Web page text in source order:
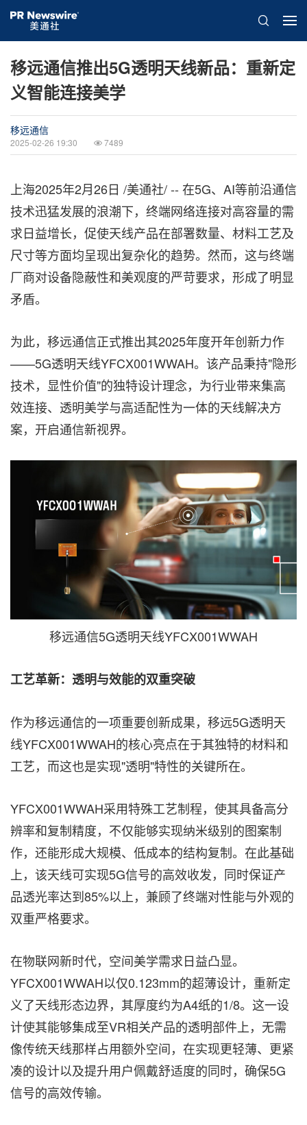
移远通信推出5G透明天线新品：重新定
义智能连接美学
移远通信
2025-02-26 19:30 7489
上海2025年2月26日 /美通社/ -- 在5G、AI等前沿通信
技术迅猛发展的浪潮下，终端网络连接对高容量的需
求日益增长，促使天线产品在部署数量、材料工艺及
尺寸等方面均呈现出复杂化的趋势。然而，这与终端
厂商对设备隐蔽性和美观度的严苛要求，形成了明显
矛盾。
为此，移远通信正式推出其2025年度开年创新力作
——5G透明天线YFCX001WWAH。该产品秉持"隐形
技术，显性价值"的独特设计理念，为行业带来集高
效连接、透明美学与高适配性为一体的天线解决方
案，开启通信新视界。
移远通信5G透明天线YFCX001WWAH
工艺革新：透明与效能的双重突破
作为移远通信的一项重要创新成果，移远5G透明天
线YFCX001WWAH的核心亮点在于其独特的材料和
工艺，而这也是实现"透明"特性的关键所在。
YFCX001WWAH采用特殊工艺制程，使其具备高分
辨率和复制精度，不仅能够实现纳米级别的图案制
作，还能形成大规模、低成本的结构复制。在此基础
上，该天线可实现5G信号的高效收发，同时保证产
品透光率达到85%以上，兼顾了终端对性能与外观的
双重严格要求。
在物联网新时代，空间美学需求日益凸显。
YFCX001WWAH以仅0.123mm的超薄设计，重新定
义了天线形态边界，其厚度约为A4纸的1/8。这一设
计使其能够集成至VR相关产品的透明部件上，无需
像传统天线那样占用额外空间，在实现更轻薄、更紧
凑的设计以及提升用户佩戴舒适度的同时，确保5G
信号的高效传输。